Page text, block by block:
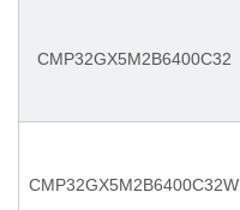
CMP32GX5M2B6400C32
CMP32GX5M2B6400C32W